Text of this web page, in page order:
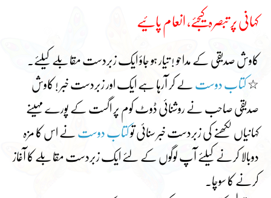
کہانی پر تبصرہ کیجئے، انعام پائیے
کاوش صدیقی کے مداحو ! تیار ہو جاؤ ایک زبردست مقابلے کیلئے۔
☆ کتاب دوست لے کر آرہا ہے ایک اور زبردست خبر ! کاوش
صدیقی صاحب نے روشنائی ڈوٹ کوم پر اگست کے پورے مہینے
کہانیاں لکھنے کی زبردست خبر سنائی توکتاب دوست نے اس کا مزہ
دوبالا کرنے کیلئے آپ لوگوں کے لئے ایک زبردست مقابلے کا آغاز
کرنے کا سوچا۔